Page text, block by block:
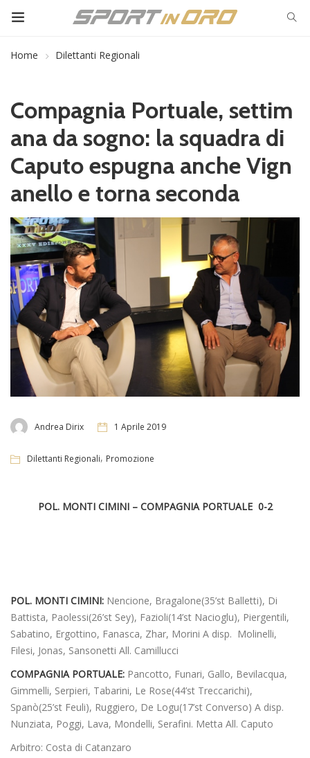
Home Dilettanti Regionali
Compagnia Portuale, settim
ana da sogno: la squadra di
Caputo espugna anche Vign
anello e torna seconda
Andrea Dirix 1 Aprile 2019
Dilettanti Regionali, Promozione
POL. MONTI CIMINI – COMPAGNIA PORTUALE 0-2
POL. MONTI CIMINI: Nencione, Bragalone(35’st Balletti), Di
Battista, Paolessi(26’st Sey), Fazioli(14’st Nacioglu), Piergentili,
Sabatino, Ergottino, Fanasca, Zhar, Morini A disp. Molinelli,
Filesi, Jonas, Sansonetti All. Camillucci
COMPAGNIA PORTUALE: Pancotto, Funari, Gallo, Bevilacqua,
Gimmelli, Serpieri, Tabarini, Le Rose(44’st Treccarichi),
Spanò(25’st Feuli), Ruggiero, De Logu(17’st Converso) A disp.
Nunziata, Poggi, Lava, Mondelli, Serafini. Metta All. Caputo
Arbitro: Costa di Catanzaro